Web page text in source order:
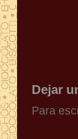
Dejar
Para